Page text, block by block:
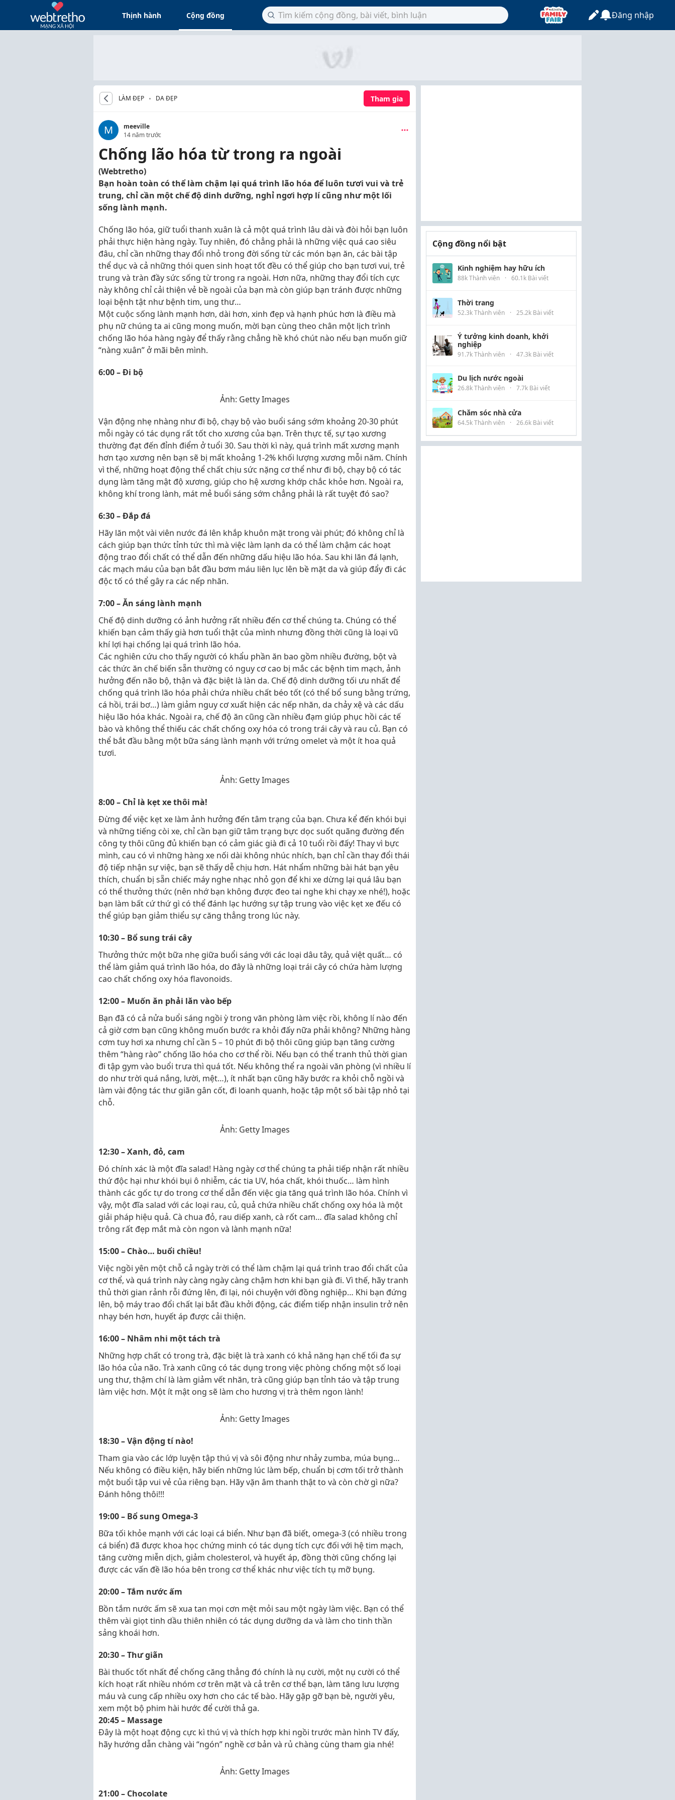
Thịnh hành Cộng đồng Đăng nhập
LÀM ĐẸP DA ĐẸP Tham gia
M
meeville
14 năm trước
Chống lão hóa từ trong ra ngoài
(Webtretho)
Bạn hoàn toàn có thể làm chậm lại quá trình lão hóa để luôn tươi vui và trẻ
trung, chỉ cần một chế độ dinh dưỡng, nghỉ ngơi hợp lí cũng như một lối
sống lành mạnh.
Chống lão hóa, giữ tuổi thanh xuân là cả một quá trình lâu dài và đòi hỏi bạn luôn
phải thực hiện hàng ngày. Tuy nhiên, đó chẳng phải là những việc quá cao siêu
đâu, chỉ cần những thay đổi nhỏ trong đời sống từ các món bạn ăn, các bài tập
thể dục và cả những thói quen sinh hoạt tốt đều có thể giúp cho bạn tươi vui, trẻ
trung và tràn đầy sức sống từ trong ra ngoài. Hơn nữa, những thay đổi tích cực
này không chỉ cải thiện vẻ bề ngoài của bạn mà còn giúp bạn tránh được những
loại bệnh tật như bệnh tim, ung thư…
Một cuộc sống lành mạnh hơn, dài hơn, xinh đẹp và hạnh phúc hơn là điều mà
phụ nữ chúng ta ai cũng mong muốn, mời bạn cùng theo chân một lịch trình
chống lão hóa hàng ngày để thấy rằng chẳng hề khó chút nào nếu bạn muốn giữ
“nàng xuân” ở mãi bên mình.
6:00 – Đi bộ
Ảnh: Getty Images
Vận động nhẹ nhàng như đi bộ, chạy bộ vào buổi sáng sớm khoảng 20-30 phút
mỗi ngày có tác dụng rất tốt cho xương của bạn. Trên thực tế, sự tạo xương
thường đạt đến đỉnh điểm ở tuổi 30. Sau thời kì này, quá trình mất xương mạnh
hơn tạo xương nên bạn sẽ bị mất khoảng 1-2% khối lượng xương mỗi năm. Chính
vì thế, những hoạt động thể chất chịu sức nặng cơ thể như đi bộ, chạy bộ có tác
dụng làm tăng mật độ xương, giúp cho hệ xương khớp chắc khỏe hơn. Ngoài ra,
không khí trong lành, mát mẻ buổi sáng sớm chẳng phải là rất tuyệt đó sao?
6:30 – Đắp đá
Hãy lăn một vài viên nước đá lên khắp khuôn mặt trong vài phút; đó không chỉ là
cách giúp bạn thức tỉnh tức thì mà việc làm lạnh da có thể làm chậm các hoạt
động trao đổi chất có thể dẫn đến những dấu hiệu lão hóa. Sau khi lăn đá lạnh,
các mạch máu của bạn bắt đầu bơm máu liên lục lên bề mặt da và giúp đẩy đi các
độc tố có thể gây ra các nếp nhăn.
7:00 – Ăn sáng lành mạnh
Chế độ dinh dưỡng có ảnh hưởng rất nhiều đến cơ thể chúng ta. Chúng có thể
khiến bạn cảm thấy già hơn tuổi thật của mình nhưng đồng thời cũng là loại vũ
khí lợi hại chống lại quá trình lão hóa.
Các nghiên cứu cho thấy người có khẩu phần ăn bao gồm nhiều đường, bột và
các thức ăn chế biến sẵn thường có nguy cơ cao bị mắc các bệnh tim mạch, ảnh
hưởng đến não bộ, thận và đặc biệt là làn da. Chế độ dinh dưỡng tối ưu nhất để
chống quá trình lão hóa phải chứa nhiều chất béo tốt (có thể bổ sung bằng trứng,
cá hồi, trái bơ…) làm giảm nguy cơ xuất hiện các nếp nhăn, da chảy xệ và các dấu
hiệu lão hóa khác. Ngoài ra, chế độ ăn cũng cần nhiều đạm giúp phục hồi các tế
bào và không thể thiếu các chất chống oxy hóa có trong trái cây và rau củ. Bạn có
thể bắt đầu bằng một bữa sáng lành mạnh với trứng omelet và một ít hoa quả
tươi.
Ảnh: Getty Images
8:00 – Chỉ là kẹt xe thôi mà!
Đừng để việc kẹt xe làm ảnh hưởng đến tâm trạng của bạn. Chưa kể đến khói bụi
và những tiếng còi xe, chỉ cần bạn giữ tâm trạng bực dọc suốt quãng đường đến
công ty thôi cũng đủ khiến bạn có cảm giác già đi cả 10 tuổi rồi đấy! Thay vì bực
mình, cau có vì những hàng xe nối dài không nhúc nhích, bạn chỉ cần thay đổi thái
độ tiếp nhận sự việc, bạn sẽ thấy dễ chịu hơn. Hát nhẩm những bài hát bạn yêu
thích, chuẩn bị sẵn chiếc máy nghe nhạc nhỏ gọn để khi xe dừng lại quá lâu bạn
có thể thưởng thức (nên nhớ bạn không được đeo tai nghe khi chạy xe nhé!), hoặc
bạn làm bất cứ thứ gì có thể đánh lạc hướng sự tập trung vào việc kẹt xe đếu có
thể giúp bạn giảm thiểu sự căng thẳng trong lúc này.
10:30 – Bổ sung trái cây
Thưởng thức một bữa nhẹ giữa buổi sáng với các loại dâu tây, quả việt quất… có
thể làm giảm quá trình lão hóa, do đây là những loại trái cây có chứa hàm lượng
cao chất chống oxy hóa flavonoids.
12:00 – Muốn ăn phải lăn vào bếp
Bạn đã có cả nửa buổi sáng ngồi ỳ trong văn phòng làm việc rồi, không lí nào đến
cả giờ cơm bạn cũng không muốn bước ra khỏi đấy nữa phải không? Những hàng
cơm tuy hơi xa nhưng chỉ cần 5 – 10 phút đi bộ thôi cũng giúp bạn tăng cường
thêm “hàng rào” chống lão hóa cho cơ thể rồi. Nếu bạn có thể tranh thủ thời gian
đi tập gym vào buổi trưa thì quá tốt. Nếu không thể ra ngoài văn phòng (vì nhiều lí
do như trời quá nắng, lười, mệt…), ít nhất bạn cũng hãy bước ra khỏi chỗ ngồi và
làm vài động tác thư giãn gân cốt, đi loanh quanh, hoặc tập một số bài tập nhỏ tại
chỗ.
Ảnh: Getty Images
12:30 – Xanh, đỏ, cam
Đó chính xác là một đĩa salad! Hàng ngày cơ thể chúng ta phải tiếp nhận rất nhiều
thứ độc hại như khói bụi ô nhiễm, các tia UV, hóa chất, khói thuốc… làm hình
thành các gốc tự do trong cơ thể dẫn đến việc gia tăng quá trình lão hóa. Chính vì
vậy, một đĩa salad với các loại rau, củ, quả chứa nhiều chất chống oxy hóa là một
giải pháp hiệu quả. Cà chua đỏ, rau diếp xanh, cà rốt cam… đĩa salad không chỉ
trông rất đẹp mắt mà còn ngon và lành mạnh nữa!
15:00 – Chào… buổi chiều!
Việc ngồi yên một chỗ cả ngày trời có thể làm chậm lại quá trình trao đổi chất của
cơ thể, và quá trình này càng ngày càng chậm hơn khi bạn già đi. Vì thế, hãy tranh
thủ thời gian rảnh rỗi đứng lên, đi lại, nói chuyện với đồng nghiệp… Khi bạn đứng
lên, bộ máy trao đổi chất lại bắt đầu khởi động, các điểm tiếp nhận insulin trở nên
nhạy bén hơn, huyết áp được cải thiện.
16:00 – Nhâm nhi một tách trà
Những hợp chất có trong trà, đặc biệt là trà xanh có khả năng hạn chế tối đa sự
lão hóa của não. Trà xanh cũng có tác dụng trong việc phòng chống một số loại
ung thư, thậm chí là làm giảm vết nhăn, trà cũng giúp bạn tỉnh táo và tập trung
làm việc hơn. Một ít mật ong sẽ làm cho hương vị trà thêm ngon lành!
Ảnh: Getty Images
18:30 – Vận động tí nào!
Tham gia vào các lớp luyện tập thú vị và sôi động như nhảy zumba, múa bụng…
Nếu không có điều kiện, hãy biến những lúc làm bếp, chuẩn bị cơm tối trở thành
một buổi tập vui vẻ của riêng bạn. Hãy vặn âm thanh thật to và còn chờ gì nữa?
Đánh hông thôi!!!
19:00 – Bổ sung Omega-3
Bữa tối khỏe mạnh với các loại cá biển. Như bạn đã biết, omega-3 (có nhiều trong
cá biển) đã được khoa học chứng minh có tác dụng tích cực đối với hệ tim mạch,
tăng cường miễn dịch, giảm cholesterol, và huyết áp, đồng thời cũng chống lại
được các vấn đề lão hóa bên trong cơ thể khác như việc tích tụ mỡ bụng.
20:00 – Tắm nước ấm
Bồn tắm nước ấm sẽ xua tan mọi cơn mệt mỏi sau một ngày làm việc. Bạn có thể
thêm vài giọt tinh dầu thiên nhiên có tác dụng dưỡng da và làm cho tinh thần
sảng khoái hơn.
20:30 – Thư giãn
Bài thuốc tốt nhất để chống căng thẳng đó chính là nụ cười, một nụ cười có thể
kích hoạt rất nhiều nhóm cơ trên mặt và cả trên cơ thể bạn, làm tăng lưu lượng
máu và cung cấp nhiều oxy hơn cho các tế bào. Hãy gặp gỡ bạn bè, người yêu,
xem một bộ phim hài hước để cười thả ga.
20:45 – Massage
Đây là một hoạt động cực kì thú vị và thích hợp khi ngồi trước màn hình TV đấy,
hãy hướng dẫn chàng vài “ngón” nghề cơ bản và rủ chàng cùng tham gia nhé!
Ảnh: Getty Images
21:00 – Chocolate
Cộng đồng nổi bật
Kinh nghiệm hay hữu ích
88k Thành viên · 60.1k Bài viết
Thời trang
52.3k Thành viên · 25.2k Bài viết
Ý tưởng kinh doanh, khởi
nghiệp
91.7k Thành viên · 47.3k Bài viết
Du lịch nước ngoài
26.8k Thành viên · 7.7k Bài viết
Chăm sóc nhà cửa
64.5k Thành viên · 26.6k Bài viết